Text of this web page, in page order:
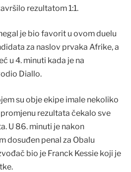
rezultatom 1:1.
je bio favorit u ovom duelu
za naslov prvaka Afrike, a
u 4. minuti kada je na
Diallo.
su obje ekipe imale nekoliko
rezultata čekalo sve
U 86. minuti je nakon
dosuđen penal za Obalu
bio je Franck Kessie koji je